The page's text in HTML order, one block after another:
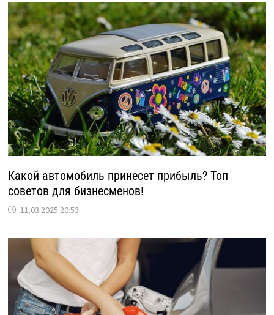
Какой автомобиль принесет прибыль? Топ
советов для бизнесменов!
11.03.2025 20:53